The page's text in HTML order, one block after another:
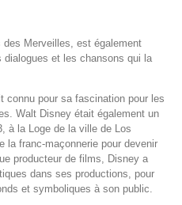
des Merveilles, est également
et les chansons qui la
connu pour sa fascination pour les
Walt Disney était également un
à la Loge de la ville de Los
la franc-maçonnerie pour devenir
producteur de films, Disney a
dans ses productions, pour
et symboliques à son public.